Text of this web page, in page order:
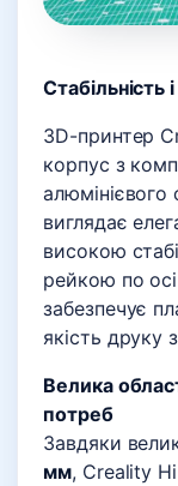
Стабільність
3D-принтер
корпус з
виглядає
високою
рейкою по
забезпечує
якість друку
Велика
потреб
Завдяки
мм, Creality